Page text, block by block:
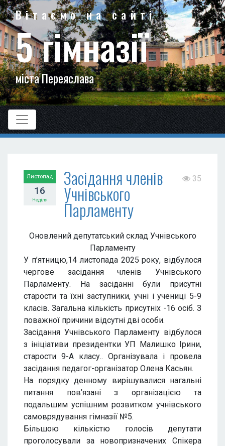
Вітаємо на сайті
5 гімназії
міста Переяслава
Листопад
16
Неділя
Засідання членів
Учнівського
Парламенту
35
Оновлений депутатський склад Учнівського
Парламенту
У п’ятницю,14 листопада 2025 року, відбулося
чергове засідання членів Учнівського
Парламенту. На засіданні були присутні
старости та їхні заступники, учні і учениці 5-9
класів. Загальна кількість присутніх -16 осіб. З
поважної причини відсутні дві особи.
Засідання Учнівського Парламенту відбулося
з ініціативи президентки УП Малишко Ірини,
старости 9-А класу.. Організувала і провела
засідання педагог-організатор Олена Касьян.
На порядку денному вирішувалися нагальні
питання пов’язані з організацією та
подальшим успішним розвитком учнівського
самоврядування гімназії №5.
Більшою кількістю голосів депутати
проголосували за новопризначених Спікера